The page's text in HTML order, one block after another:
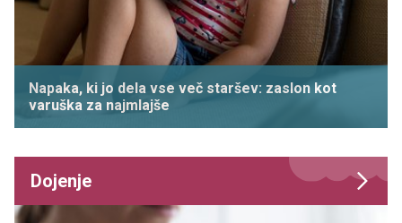
Napaka, ki jo dela vse več staršev: zaslon kot
varuška za najmlajše
Dojenje